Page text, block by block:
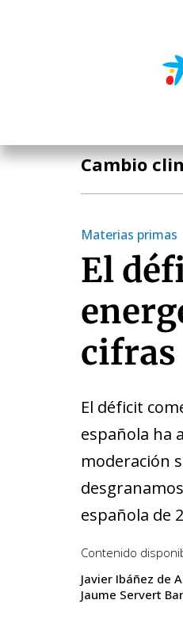
Cambio
Materias primas
El
cifras
El déficit
española ha
moderación
española de
Contenido
Javier Ibáñez de
Jaume Servert